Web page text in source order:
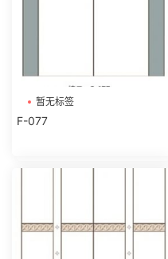
暂无标签
F-077